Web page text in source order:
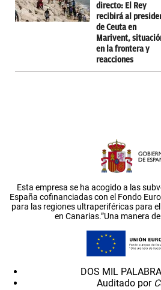
directo: El Rey
recibirá al
de Ceuta en
Marivent,
en la frontera y
reacciones
Esta empresa se ha acogido a las
España cofinanciadas con el Fondo
para las regiones ultraperiféricas para
en Canarias.”Una manera
DOS MIL
Auditado por